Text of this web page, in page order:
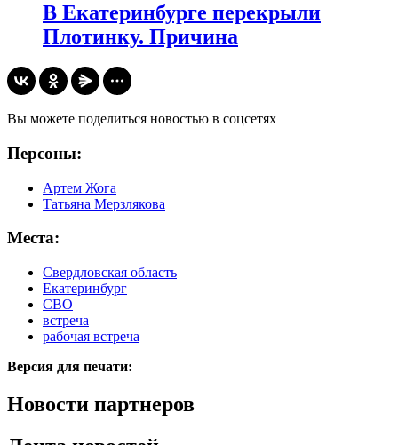
В Екатеринбурге перекрыли
Плотинку. Причина
Вы можете поделиться новостью в соцсетях
Персоны:
Артем Жога
Татьяна Мерзлякова
Места:
Свердловская область
Екатеринбург
СВО
встреча
рабочая встреча
Версия для печати:
Новости партнеров